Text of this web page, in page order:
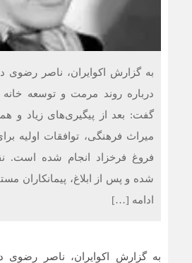
به گزارش اکوایران، ناصر رضوی
درباره روند مرمت و توسعه
گفت: بعد از پیگیری‌های زیاد و
میراث فرهنگی، توافقات اولیه
فروغ فرخزاد انجام شده است.
شده و پس از ابلاغ، پیمانکاران
ادامه […]
به گزارش اکوایران، ناصر رضوی